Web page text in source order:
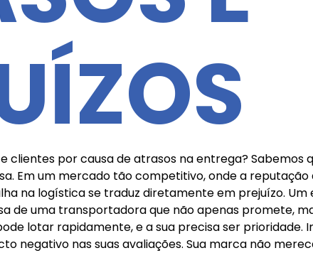
clientes por causa de atrasos na entrega? Sabemos
Em um mercado tão competitivo, onde a
na logística se traduz diretamente em prejuízo.
de uma transportadora que não apenas promete,
lotar rapidamente, e a sua precisa ser prioridade.
negativo nas suas avaliações. Sua marca não